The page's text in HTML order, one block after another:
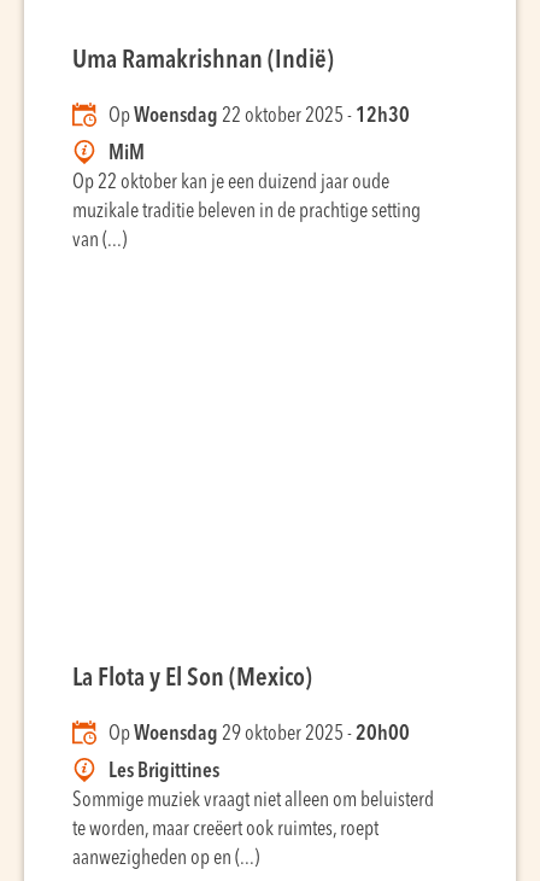
Uma Ramakrishnan (Indië)
OpWoensdag 22 oktober 2025 - 12h30
MiM
Op 22 oktober kan je een duizend jaar oude
muzikale traditie beleven in de prachtige setting
van (...)
La Flota y El Son (Mexico)
OpWoensdag 29 oktober 2025 -20h00
Les Brigittines
Sommige muziek vraagt niet alleen om beluisterd
te worden, maar creëert ook ruimtes, roept
aanwezigheden op en (...)